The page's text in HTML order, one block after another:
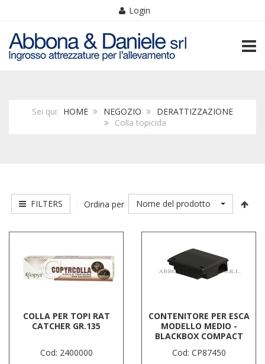
Login
Sei qui: HOME NEGOZIO
DERATTIZZAZIONE
Colla topicida
FILTERS Ordina per Nome del prodotto
COLLA PER TOPI RAT
CATCHER GR.135
Cod: 2400000
CONTENITORE PER ESCA
MODELLO MEDIO -
BLACKBOX COMPACT
Cod: CP87450